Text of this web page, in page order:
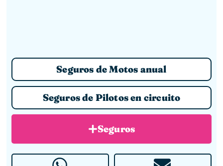
Seguros de Motos anual
Seguros de Pilotos en circuito
Seguros